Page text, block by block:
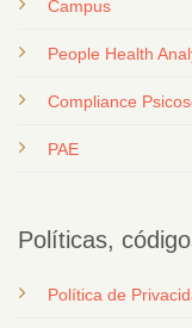
Campus
People Health
Compliance
PAE
Políticas,
Política de